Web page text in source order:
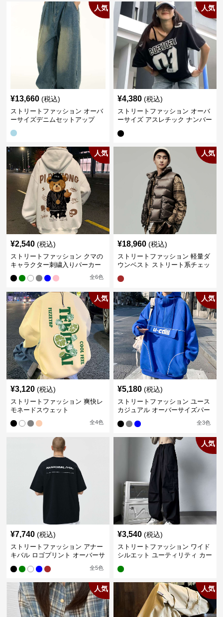
人気
¥13,660 (税込)
ストリートファッション オーバ
ーサイズデニムセットアップ
人気
¥4,380 (税込)
ストリートファッション オーバ
ーサイズ アスレチック ナンバー
人気
¥2,540 (税込)
ストリートファッション クマの
キャラクター刺繍入りパーカー
全6色
人気
¥18,960 (税込)
ストリートファッション 軽量ダ
ウンベスト ストリート系チェッ
人気
¥3,120 (税込)
ストリートファッション 爽快レ
モネードスウェット
全4色
人気
¥5,180 (税込)
ストリートファッション ユース
カジュアル オーバーサイズパー
全3色
¥7,740 (税込)
ストリートファッション アナー
キバル ロゴプリント オーバーサ
全5色
人気
¥3,540 (税込)
ストリートファッション ワイド
シルエット ユーティリティ カー
人気 人気